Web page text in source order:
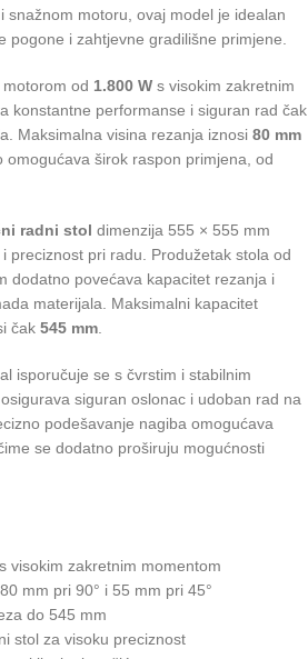
snažnom motoru, ovaj model je idealan
pogone i zahtjevne gradilišne primjene.
od 1.800 W s visokim zakretnim
konstantne performanse i siguran rad čak
Maksimalna visina rezanja iznosi 80 mm
omogućava širok raspon primjena, od
radni stol dimenzija 555 × 555 mm
preciznost pri radu. Produžetak stola od
dodatno povećava kapacitet rezanja i
materijala. Maksimalni kapacitet
čak 545 mm
isporučuje se s čvrstim i stabilnim
osigurava siguran oslonac i udoban rad na
podešavanje nagiba omogućava
čime se dodatno proširuju mogućnosti
visokim zakretnim momentom
mm pri 90° i 55 mm pri 45°
do 545 mm
stol za visoku preciznost